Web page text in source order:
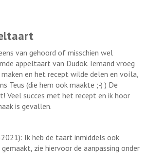
van gehoord of misschien wel
appeltaart van Dudok. Iemand vroeg
en het recept wilde delen en voíla,
Teus (die hem ook maakte ;-) ) De
Veel succes met het recept en ik hoor
is gevallen.
Ik heb de taart inmiddels ook
zie hiervoor de aanpassing onder